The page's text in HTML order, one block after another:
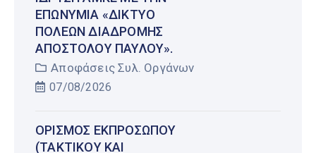
ΕΠΩΝΥΜΊΑ «ΔΊΚΤΥΟ
ΠΌΛΕΩΝ ΔΙΑΔΡΟΜΉΣ
ΑΠΟΣΤΌΛΟΥ ΠΑΎΛΟΥ».
Αποφάσεις Συλ. Οργάνων
07/08/2026
ΟΡΙΣΜΌΣ ΕΚΠΡΟΣΏΠΟΥ
(ΤΑΚΤΙΚΟΎ ΚΑΙ